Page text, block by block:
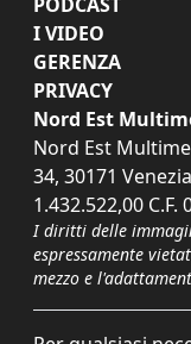
I VIDEO
GERENZA
PRIVACY
Nord Est
Nord Est
34, 30171
1.432.522,00 C.F.
I diritti delle
espressamente
mezzo e